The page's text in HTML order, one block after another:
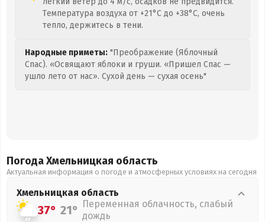
Температура воздуха от +21°C до +38°C, очень
тепло, держитесь в тени.
Народные приметы: "Преображение (Яблочный
Спас). «Освящают яблоки и груши. «Пришел Спас —
ушло лето от нас». Сухой день — сухая осень"
Погода Хмельницкая область
Актуальная информация о погоде и атмосферных условиях на сегодня
Хмельницкая область
37° 21° Переменная облачность, слабый
дождь